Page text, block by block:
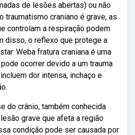
de lesões abertas) ou não
traumatismo craniano é grave, as
controlam a respiração podem
disso, o reflexo que protege a
Weba fratura craniana é uma
ocorrer devido a um trauma
dor intensa, inchaço e
do crânio, também conhecida
grave que afeta a região
condição pode ser causada por